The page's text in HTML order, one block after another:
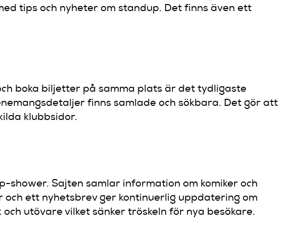
tips och nyheter om standup. Det finns även ett
boka biljetter på samma plats är det tydligaste
finns samlade och sökbara. Det gör att
klubbsidor.
Sajten samlar information om komiker och
ett nyhetsbrev ger kontinuerlig uppdatering om
utövare vilket sänker tröskeln för nya besökare.